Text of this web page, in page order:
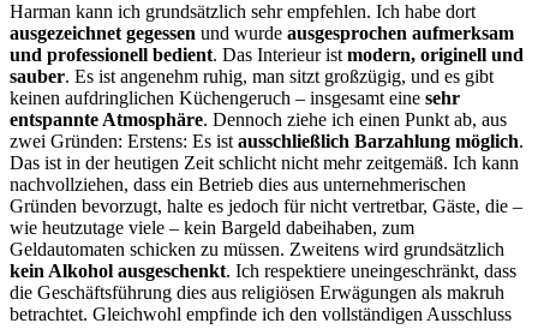
Harman kann ich grundsätzlich sehr empfehlen. Ich habe dort
ausgezeichnet gegessen und wurde ausgesprochen aufmerksam
und professionell bedient. Das Interieur ist modern, originell und
sauber. Es ist angenehm ruhig, man sitzt großzügig, und es gibt
keinen aufdringlichen Küchengeruch – insgesamt eine sehr
entspannte Atmosphäre. Dennoch ziehe ich einen Punkt ab, aus
zwei Gründen: Erstens: Es ist ausschließlich Barzahlung möglich.
Das ist in der heutigen Zeit schlicht nicht mehr zeitgemäß. Ich kann
nachvollziehen, dass ein Betrieb dies aus unternehmerischen
Gründen bevorzugt, halte es jedoch für nicht vertretbar, Gäste, die –
wie heutzutage viele – kein Bargeld dabeihaben, zum
Geldautomaten schicken zu müssen. Zweitens wird grundsätzlich
kein Alkohol ausgeschenkt. Ich respektiere uneingeschränkt, dass
die Geschäftsführung dies aus religiösen Erwägungen als makruh
betrachtet. Gleichwohl empfinde ich den vollständigen Ausschluss